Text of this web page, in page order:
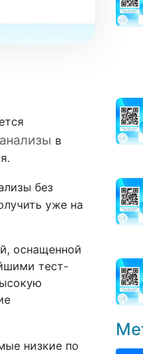
в
без
уже на
оснащенной
тест-
низкие по